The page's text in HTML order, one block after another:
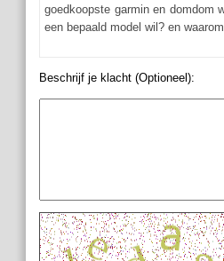
goedkoopste garmin en domdom
een bepaald model wil? en
Beschrijf je klacht (Optioneel):